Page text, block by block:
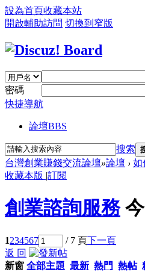
設為首頁收藏本站
開啟輔助訪問 切換到窄版
密碼
快捷導航
論壇BBS
搜索
台灣創業賺錢交流論壇»論壇 › 如
收藏本版 |訂閱
創業諮詢服務
1234567 / 7 頁下一頁
返 回
新窗 全部主題 最新 熱門 熱帖